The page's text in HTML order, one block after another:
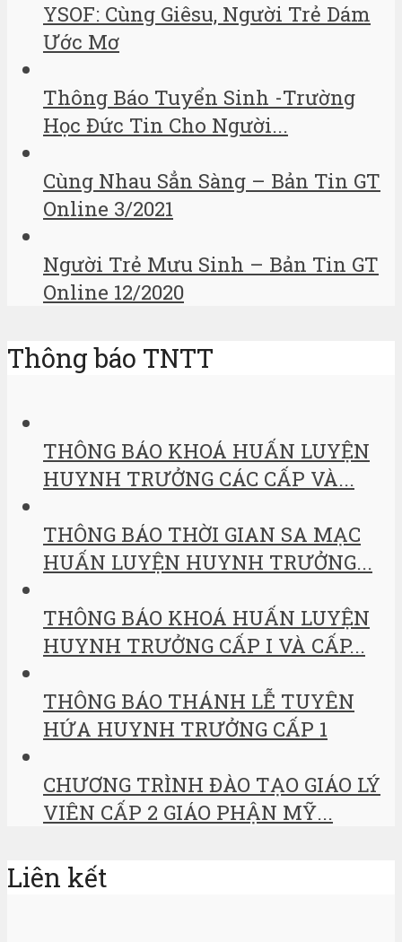
YSOF: Cùng Giêsu, Người Trẻ Dám
Ước Mơ
Thông Báo Tuyển Sinh -Trường
Học Đức Tin Cho Người...
Cùng Nhau Sẳn Sàng – Bản Tin GT
Online 3/2021
Người Trẻ Mưu Sinh – Bản Tin GT
Online 12/2020
Thông báo TNTT
THÔNG BÁO KHOÁ HUẤN LUYỆN
HUYNH TRƯỞNG CÁC CẤP VÀ...
THÔNG BÁO THỜI GIAN SA MẠC
HUẤN LUYỆN HUYNH TRƯỞNG...
THÔNG BÁO KHOÁ HUẤN LUYỆN
HUYNH TRƯỞNG CẤP I VÀ CẤP...
THÔNG BÁO THÁNH LỄ TUYÊN
HỨA HUYNH TRƯỞNG CẤP 1
CHƯƠNG TRÌNH ĐÀO TẠO GIÁO LÝ
VIÊN CẤP 2 GIÁO PHẬN MỸ...
Liên kết